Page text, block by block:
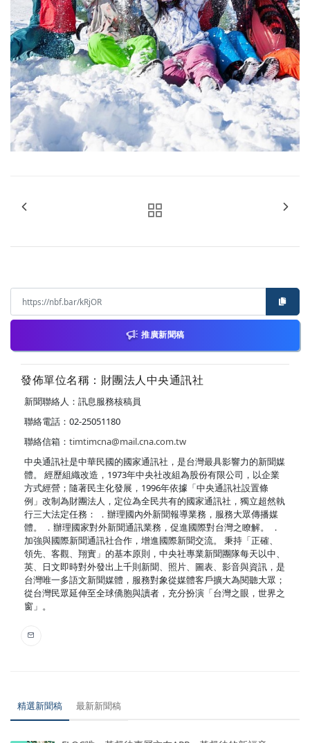
推廣新聞稿
發佈單位名稱：財團法人中央通訊社
新聞聯絡人：訊息服務核稿員
聯絡電話：02-25051180
聯絡信箱： timtimcna@mail.cna.com.tw
中央通訊社是中華民國的國家通訊社，是台灣最具影響力的新聞媒
體。 經歷組織改造，1973年中央社改組為股份有限公司，以企業
方式經營；隨著民主化發展，1996年依據「中央通訊社設置條
例」改制為財團法人，定位為全民共有的國家通訊社，獨立超然執
行三大法定任務： ．辦理國內外新聞報導業務，服務大眾傳播媒
體。 ．辦理國家對外新聞通訊業務，促進國際對台灣之瞭解。 ．
加強與國際新聞通訊社合作，增進國際新聞交流。 秉持「正確、
領先、客觀、翔實」的基本原則，中央社專業新聞團隊每天以中、
英、日文即時對外發出上千則新聞、照片、圖表、影音與資訊，是
台灣唯一多語文新聞媒體，服務對象從媒體客戶擴大為閱聽大眾；
從台灣民眾延伸至全球僑胞與讀者，充分扮演「台灣之眼，世界之
窗」。
精選新聞稿 最新新聞稿